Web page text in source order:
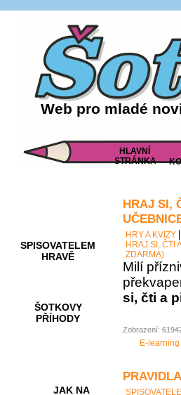
Web pro mladé
HLAVNÍ
STRÁNKA
SPISOVATELEM
HRAVĚ
ŠOTKOVY
PŘÍHODY
JAK NA
HRAJ SI,
HRY A KVÍZY
HRAJ SI, ČTI
ZDARMA)
Milí
si, čti a
Zobrazení:
E-learning